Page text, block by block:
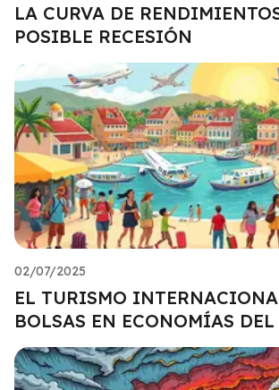
LA CURVA DE
POSIBLE RECESIÓN
02/07/2025
EL TURISMO
BOLSAS EN ECONOMÍAS DEL